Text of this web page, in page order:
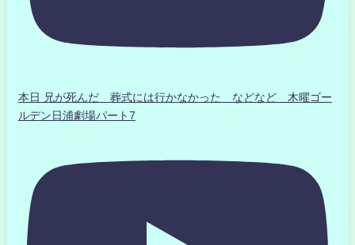
本日 兄が死んだ 葬式には行かなかった などなど 木曜ゴー
ルデン日浦劇場パート7